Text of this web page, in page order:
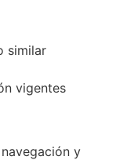
similar
vigentes
y